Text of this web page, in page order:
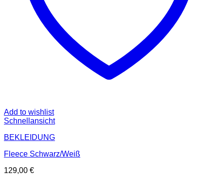
Add to wishlist
Schnellansicht
BEKLEIDUNG
Fleece Schwarz/Weiß
129,00 €